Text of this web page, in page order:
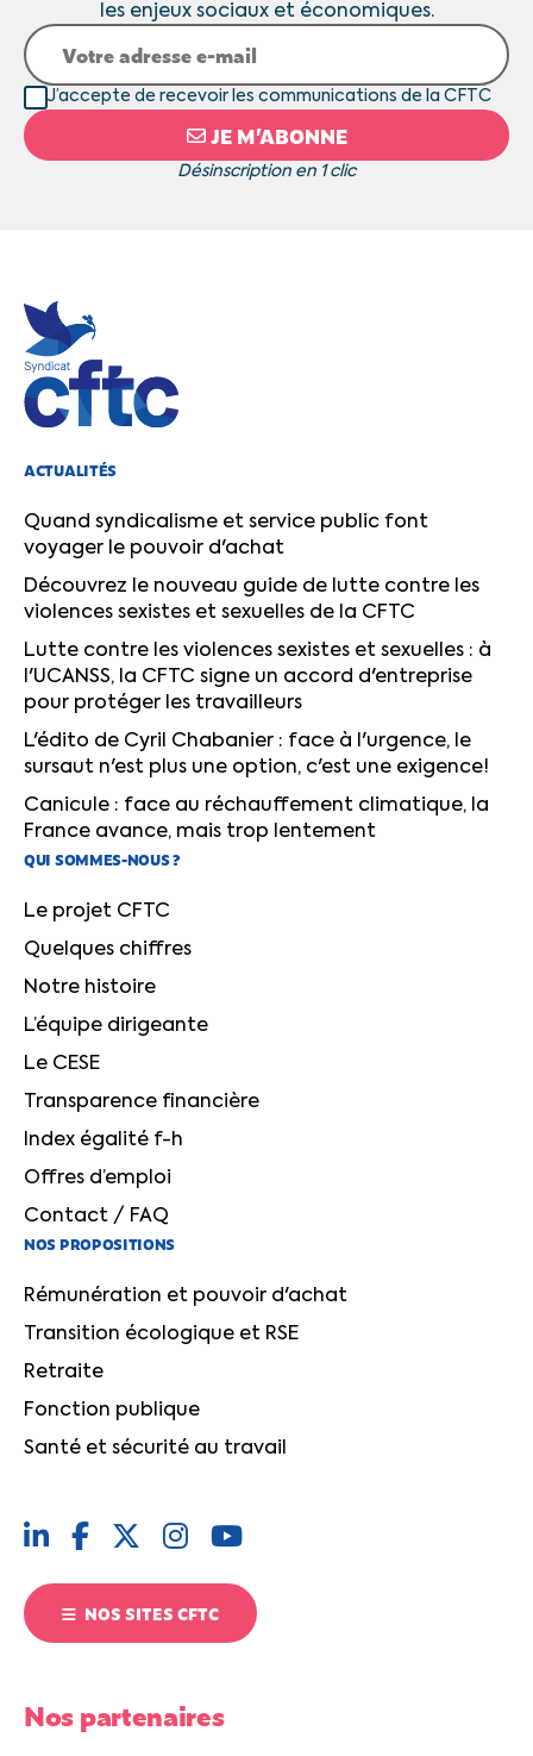
les enjeux sociaux et économiques.
JE M’ABONNE
Désinscription en 1 clic
J’accepte de recevoir les communications de la CFTC
ACTUALITÉS
Quand syndicalisme et service public font
voyager le pouvoir d'achat
Découvrez le nouveau guide de lutte contre les
violences sexistes et sexuelles de la CFTC
Lutte contre les violences sexistes et sexuelles : à
l'UCANSS, la CFTC signe un accord d'entreprise
pour protéger les travailleurs
L'édito de Cyril Chabanier : face à l'urgence, le
sursaut n'est plus une option, c'est une exigence!
Canicule : face au réchauffement climatique, la
France avance, mais trop lentement
QUI SOMMES-NOUS ?
Le projet CFTC
Quelques chiffres
Notre histoire
L’équipe dirigeante
Le CESE
Transparence financière
Index égalité f-h
Offres d’emploi
Contact / FAQ
NOS PROPOSITIONS
Rémunération et pouvoir d'achat
Transition écologique et RSE
Retraite
Fonction publique
Santé et sécurité au travail
NOS SITES CFTC
Nos partenaires